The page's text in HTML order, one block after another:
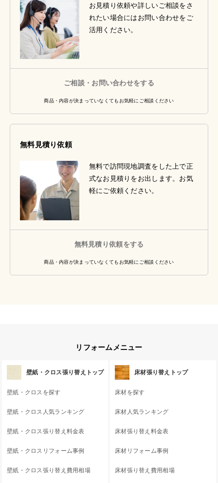
お見積り依頼や詳しいご相談をさ
れたい場合にはお問い合わせをご
活用ください。
ご相談・お問い合わせをする
商品・内容が決まっていなくてもお気軽にご相談ください
無料見積り依頼
無料で訪問現地調査をした上で正
式なお見積りをお出します。お気
軽にご依頼ください。
無料見積り依頼をする
商品・内容が決まっていなくてもお気軽にご相談ください
リフォームメニュー
壁紙・クロス張り替えトップ
壁紙・クロスを探す
壁紙・クロス人気ランキング
壁紙・クロス張り替え料金表
壁紙・クロスリフォーム事例
壁紙・クロス張り替え費用相場
床材張り替えトップ
床材を探す
床材人気ランキング
床材張り替え料金表
床材リフォーム事例
床材張り替え費用相場